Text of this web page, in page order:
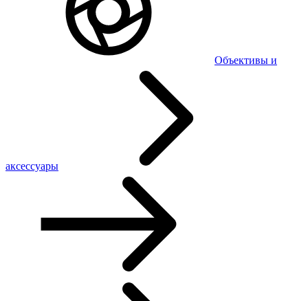
Объективы и
аксессуары